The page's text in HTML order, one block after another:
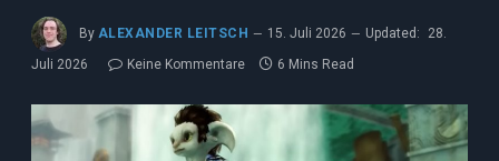
By ALEXANDER LEITSCH 15. Juli 2026 Updated:
28.
Juli 2026
Keine Kommentare 6 Mins Read